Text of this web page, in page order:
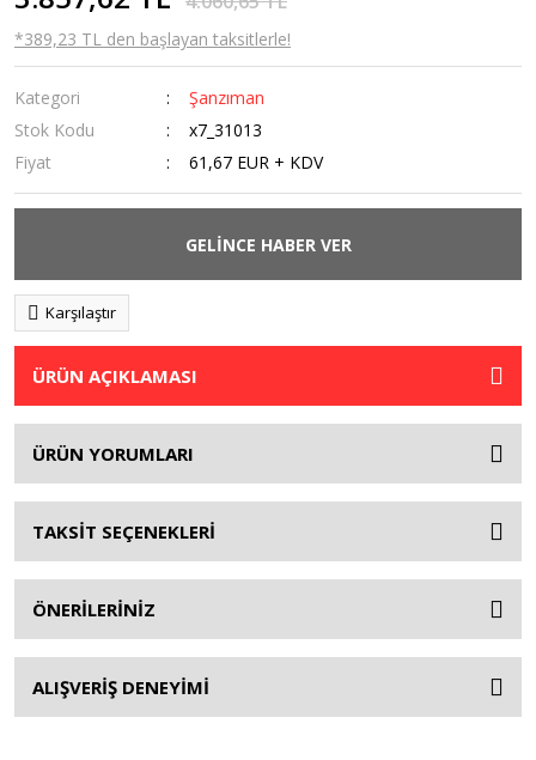
*389,23 TL den başlayan taksitlerle!
Kategori
Şanzıman
Stok Kodu
x7_31013
Fiyat
61,67 EUR + KDV
GELİNCE HABER VER
Karşılaştır
ÜRÜN AÇIKLAMASI
ÜRÜN YORUMLARI
TAKSİT SEÇENEKLERİ
ÖNERİLERİNİZ
ALIŞVERİŞ DENEYİMİ